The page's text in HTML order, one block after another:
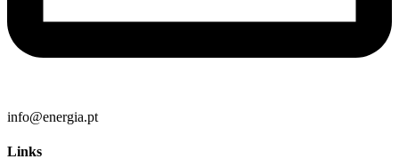
info@energia.pt
Links